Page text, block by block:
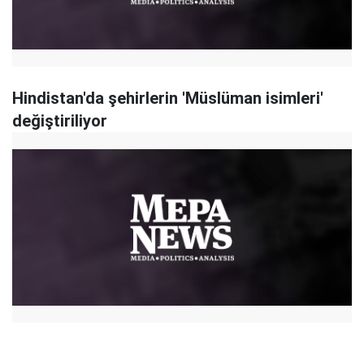
Hindistan'da şehirlerin 'Müslüman isimleri'
değiştiriliyor